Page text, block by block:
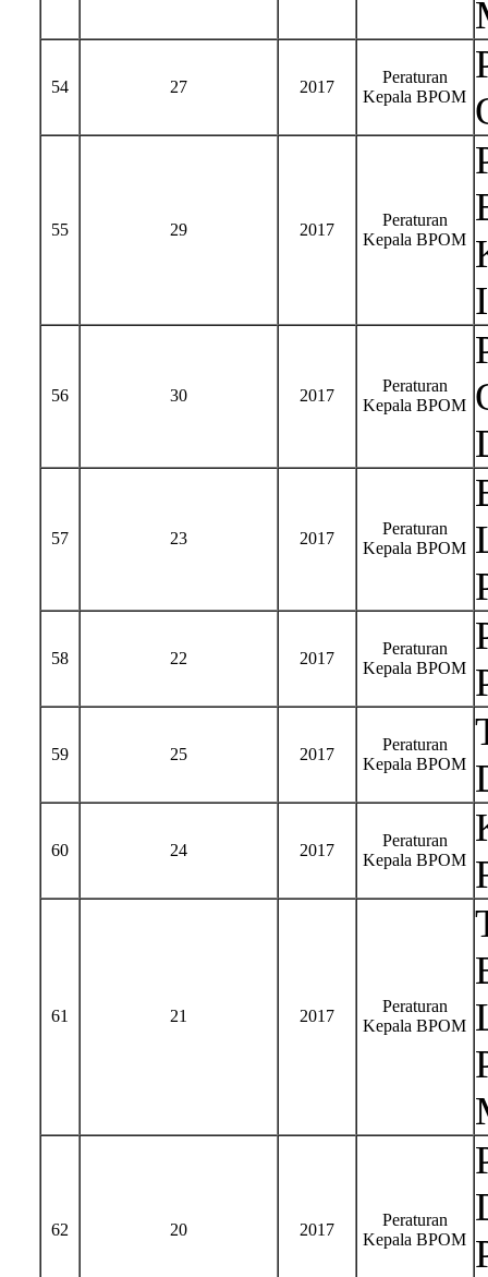
54 27 2017
Peraturan
Kepala BPOM
55 29 2017
Peraturan
Kepala BPOM
56 30 2017
Peraturan
Kepala BPOM
57 23 2017
Peraturan
Kepala BPOM
58 22 2017
Peraturan
Kepala BPOM
59 25 2017
Peraturan
Kepala BPOM
60 24 2017
Peraturan
Kepala BPOM
61 21 2017
Peraturan
Kepala BPOM
62 20 2017
Peraturan
Kepala BPOM